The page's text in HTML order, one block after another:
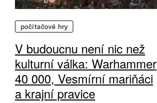
počítačové hry
V budoucnu není nic než
kulturní válka: Warhammer
40 000, Vesmírní mariňáci
a krajní pravice